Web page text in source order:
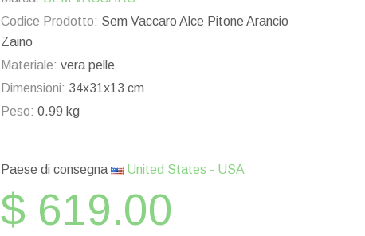
Codice Prodotto: Sem Vaccaro Alce Pitone Arancio
Zaino
Materiale: vera pelle
Dimensioni: 34x31x13 cm
Peso: 0.99 kg
Paese di consegna United States - USA
$ 619.00